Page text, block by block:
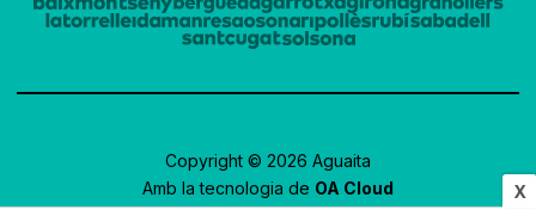
X
Copyright © 2026 Aguaita
Amb la tecnologia de OA Cloud